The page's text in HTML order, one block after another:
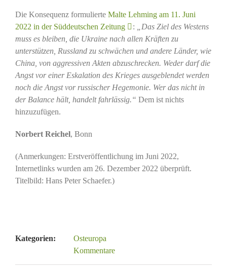
Die Konsequenz formulierte Malte Lehming am 11. Juni
2022 in der Süddeutschen Zeitung
:
„Das Ziel des Westens
muss es bleiben, die Ukraine nach allen Kräften zu
unterstützen, Russland zu schwächen und andere Länder, wie
China, von aggressiven Akten abzuschrecken. Weder darf die
Angst vor einer Eskalation des Krieges ausgeblendet werden
noch die Angst vor russischer Hegemonie. Wer das nicht in
der Balance hält, handelt fahrlässig.“ Dem ist nichts
hinzuzufügen.
Norbert Reichel, Bonn
(Anmerkungen: Erstveröffentlichung im Juni 2022,
Internetlinks wurden am 26. Dezember 2022 überprüft.
Titelbild: Hans Peter Schaefer.)
Kategorien:
Osteuropa
Kommentare